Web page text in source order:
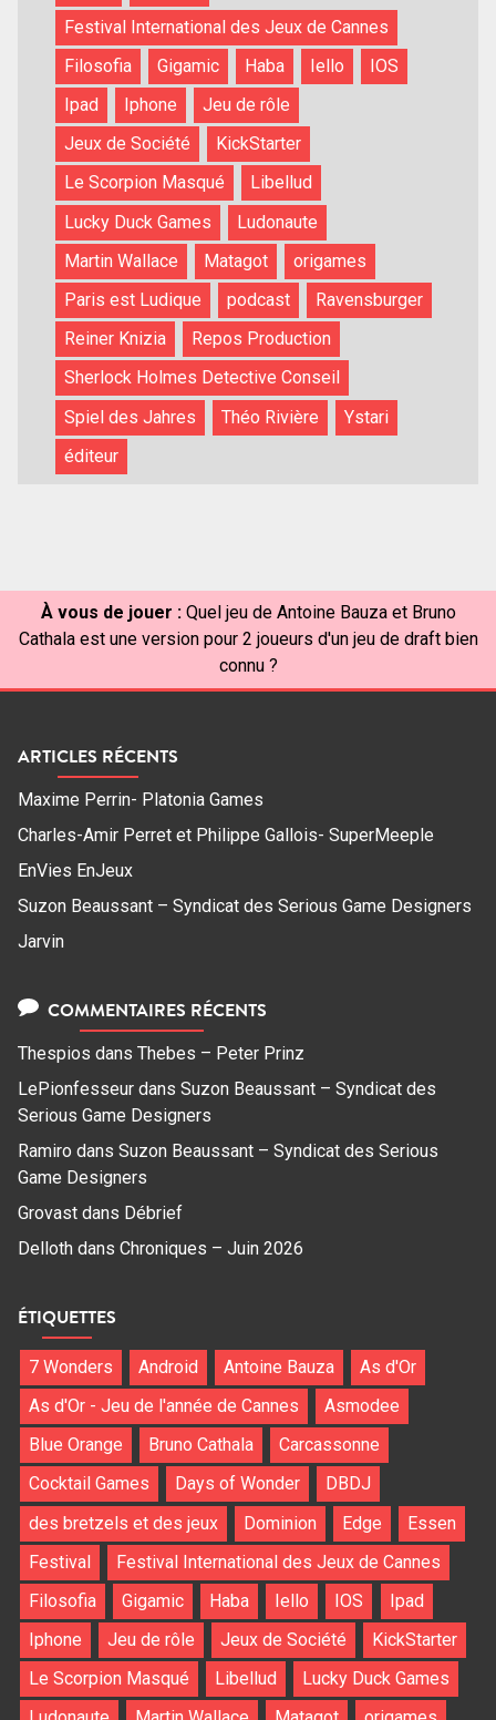
Festival International des Jeux de Cannes
Filosofia
Gigamic Haba Iello
IOS
Ipad
Iphone
Jeu de rôle
Jeux de Société
KickStarter
Le Scorpion Masqué
Libellud
Lucky Duck Games
Ludonaute
Martin Wallace
Matagot
origames
Paris est Ludique
podcast
Ravensburger
Reiner Knizia
Repos Production
Sherlock Holmes Detective Conseil
Spiel des Jahres
Théo Rivière
Ystari
éditeur
À vous de jouer : Quel jeu de Antoine Bauza et Bruno
Cathala est une version pour 2 joueurs d'un jeu de draft bien
connu ?
ARTICLES RÉCENTS
Maxime Perrin- Platonia Games
Charles-Amir Perret et Philippe Gallois- SuperMeeple
EnVies EnJeux
Suzon Beaussant – Syndicat des Serious Game Designers
Jarvin
COMMENTAIRES RÉCENTS
Thespios dans Thebes – Peter Prinz
LePionfesseur dans Suzon Beaussant – Syndicat des
Serious Game Designers
Ramiro dans Suzon Beaussant – Syndicat des Serious
Game Designers
Grovast dans Débrief
Delloth dans Chroniques – Juin 2026
ÉTIQUETTES
7 Wonders Android Antoine Bauza
As d'Or
As d'Or - Jeu de l'année de Cannes
Asmodee
Blue Orange
Bruno Cathala
Carcassonne
Cocktail Games
Days of Wonder
DBDJ
des bretzels et des jeux
Dominion Edge
Essen
Festival
Festival International des Jeux de Cannes
Filosofia
Gigamic Haba Iello IOS
Ipad
Iphone
Jeu de rôle Jeux de Société
KickStarter
Le Scorpion Masqué
Libellud
Lucky Duck Games